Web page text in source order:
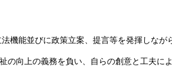
機能並びに政策立案、提言等を発揮しなが
の向上の義務を負い、自らの創意と工夫に